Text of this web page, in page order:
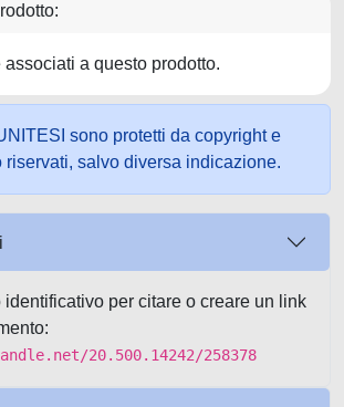
a questo prodotto.
sono protetti da copyright e
riservati, salvo diversa indicazione.
per citare o creare un link
20.500.14242/258378